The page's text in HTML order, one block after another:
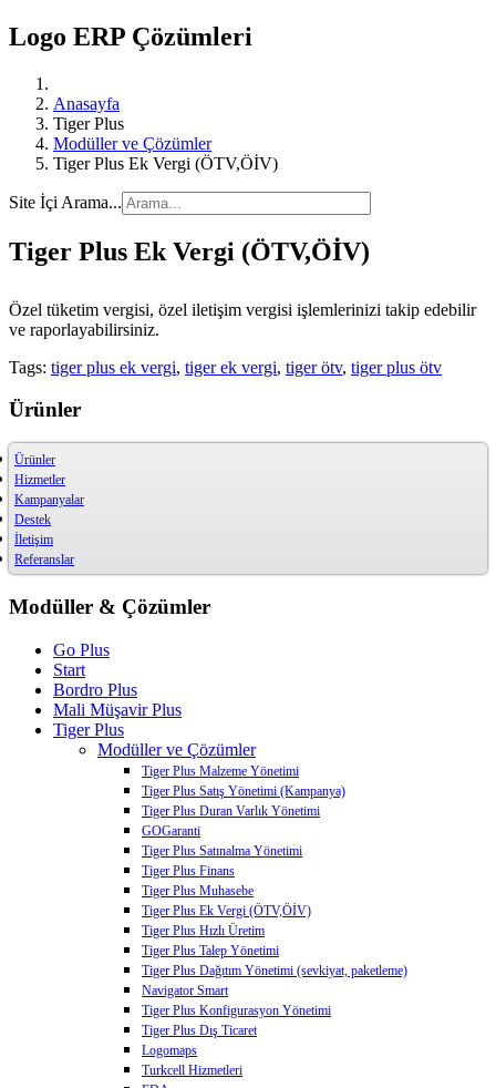
Logo ERP Çözümleri
Anasayfa
Tiger Plus
Modüller ve Çözümler
Tiger Plus Ek Vergi (ÖTV,ÖİV)
Site İçi Arama...
Tiger Plus Ek Vergi (ÖTV,ÖİV)
Özel tüketim vergisi, özel iletişim vergisi işlemlerinizi takip edebilir
ve raporlayabilirsiniz.
Tags: tiger plus ek vergi, tiger ek vergi, tiger ötv, tiger plus ötv
Ürünler
Ürünler
Hizmetler
Kampanyalar
Destek
İletişim
Referanslar
Modüller & Çözümler
Go Plus
Start
Bordro Plus
Mali Müşavir Plus
Tiger Plus
Modüller ve Çözümler
Tiger Plus Malzeme Yönetimi
Tiger Plus Satış Yönetimi (Kampanya)
Tiger Plus Duran Varlık Yönetimi
GOGaranti
Tiger Plus Satınalma Yönetimi
Tiger Plus Finans
Tiger Plus Muhasebe
Tiger Plus Ek Vergi (ÖTV,ÖİV)
Tiger Plus Hızlı Üretim
Tiger Plus Talep Yönetimi
Tiger Plus Dağıtım Yönetimi (sevkiyat, paketleme)
Navigator Smart
Tiger Plus Konfigurasyon Yönetimi
Tiger Plus Dış Ticaret
Logomaps
Turkcell Hizmetleri